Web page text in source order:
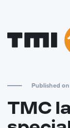
Published
TMC